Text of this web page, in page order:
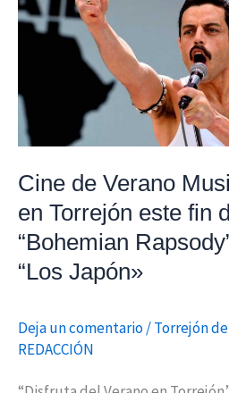
Cine de Verano
en Torrejón este fin
“Bohemian
“Los Japón»
Deja un comentario/Torrejón
REDACCIÓN
de
Verano
y
Familiar
en
este
fin
de
semana
Rapsody”,
y